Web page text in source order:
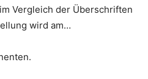
Vergleich der Überschriften
wird am…